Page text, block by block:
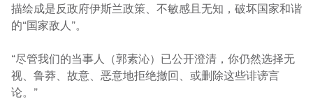
描绘成是反政府伊斯兰政策、不敏感且无知，破坏国家和谐
的“国家敌人”。
“尽管我们的当事人（郭素沁）已公开澄清，你仍然选择无
视、鲁莽、故意、恶意地拒绝撤回、或删除这些诽谤言
论。”